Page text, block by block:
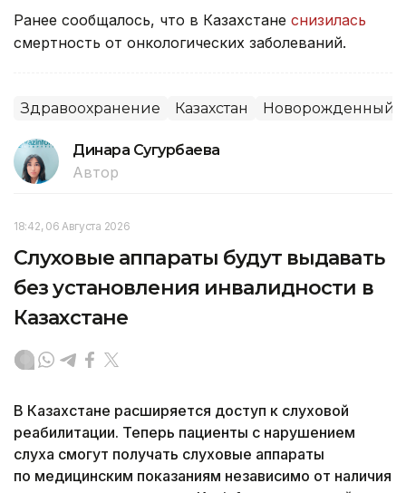
Ранее сообщалось, что в Казахстане снизилась
смертность от онкологических заболеваний.
Здравоохранение Казахстан Новорожденный
Динара Сугурбаева
Автор
18:42, 06 Августа 2026
Слуховые аппараты будут выдавать
без установления инвалидности в
Казахстане
В Казахстане расширяется доступ к слуховой
реабилитации. Теперь пациенты с нарушением
слуха смогут получать слуховые аппараты
по медицинским показаниям независимо от наличия